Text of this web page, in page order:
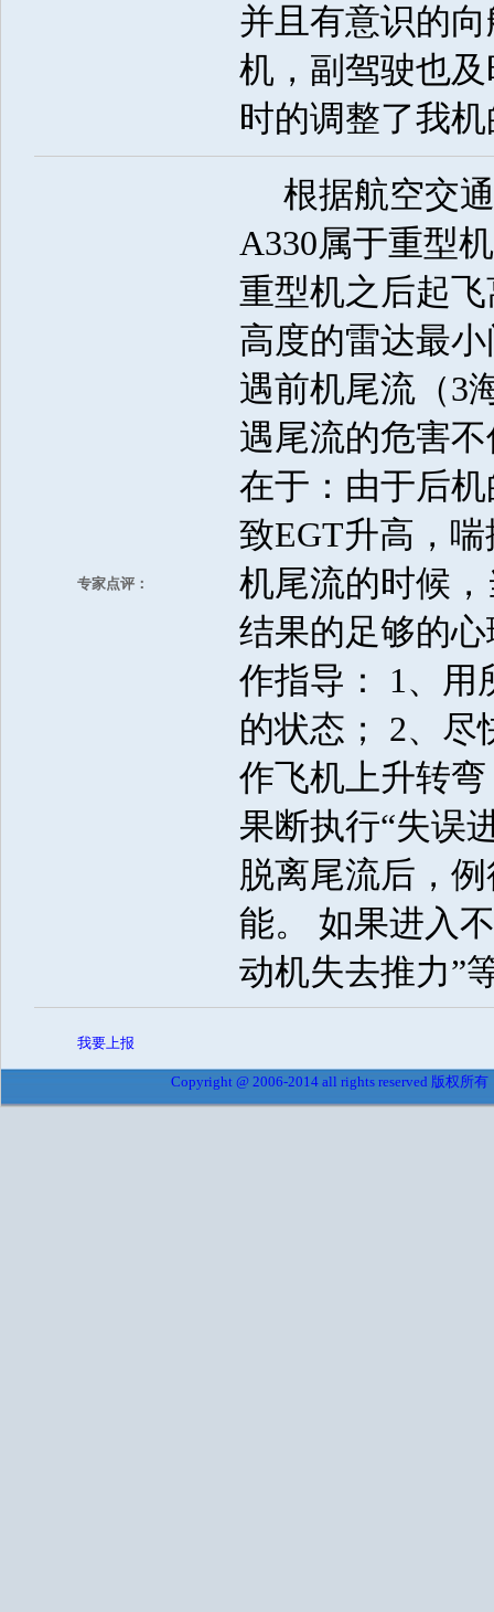
并且有意识的
机，副驾驶也
时的调整了我
专家点评：
根据航空交通
A330属于重型
重型机之后起
高度的雷达最
遇前机尾流（3
遇尾流的危害
在于：由于后
致EGT升高，
机尾流的时候
结果的足够的
作指导： 1、用
的状态； 2、
作飞机上升转
果断执行“失误
脱离尾流后，
能。 如果进入
动机失去推力”
我要上报
Copyright @ 2006-2014 all rights reserved 版权所